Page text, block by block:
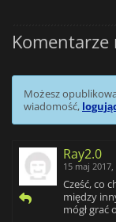
Możesz
wiadomość,
Ray2.0
15 maj 2017,
Cześć, co
między
mógł grać